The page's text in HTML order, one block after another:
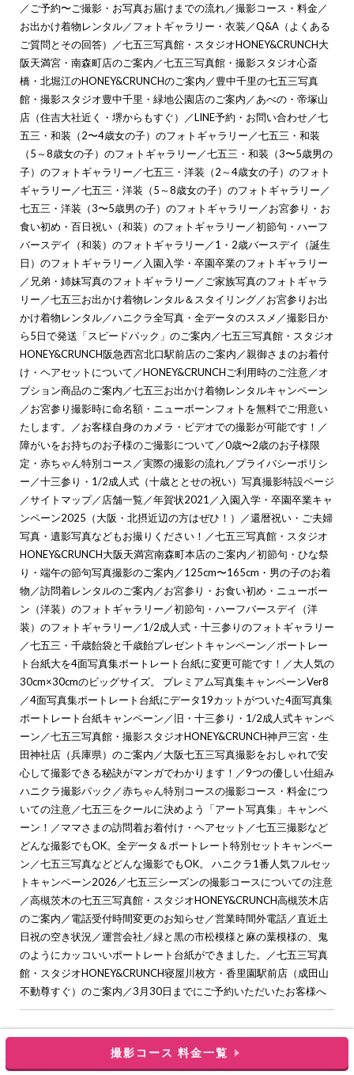
撮影コース 料金一覧
／ ご予約〜ご撮影・お写真お届けまでの流れ／撮影コース・料金／
お出かけ着物レンタル／フォトギャラリー・衣装 ／Q&A（よくある
ご質問とその回答）
／七五三写真館・スタジオHONEY&CRUNCH大
阪天満宮・南森町店のご案内 ／七五三写真館・撮影スタジオ心斎
橋・北堀江のHONEY&CRUNCHのご案内 ／豊中千里の七五三写真
館・撮影スタジオ豊中千里・緑地公園店のご案内 ／あべの・帝塚山
店（住吉大社近く・堺からもすぐ）
／LINE予約・お問い合わせ／七
五三・和装（2〜4歳女の子）のフォトギャラリー ／七五三・和装
（5～8歳女の子）のフォトギャラリー ／七五三・和装（3〜5歳男の
子）のフォトギャラリー ／七五三・洋装（2～4歳女の子）のフォト
ギャラリー ／七五三・洋装（5～8歳女の子）のフォトギャラリー ／
七五三・洋装（3〜5歳男の子）のフォトギャラリー ／お宮参り・お
食い初め・百日祝い（和装）のフォトギャラリー ／初節句・ハーフ
バースデイ（和装）のフォトギャラリー ／1・2歳バースデイ（誕生
日）のフォトギャラリー ／ 入園入学・卒園卒業のフォトギャラリー
／ 兄弟・姉妹写真のフォトギャラリー ／ ご家族写真のフォトギャラ
リー ／七五三お出かけ着物レンタル＆スタイリング／お宮参りお出
かけ着物レンタル／ハニクラ全写真・全データのススメ ／撮影日か
ら5日で発送「スピードパック」のご案内 ／七五三写真館・スタジオ
HONEY&CRUNCH阪急西宮北口駅前店のご案内 ／親御さまのお着付
け・ヘアセットについて ／HONEY&CRUNCHご利用時のご注意／オ
プション商品のご案内 ／七五三お出かけ着物レンタルキャンペーン
／お宮参り撮影時に命名額・ニューボーンフォトを無料でご用意い
たします。
／お客様自身のカメラ・ビデオでの撮影が可能です！ ／
障がいをお持ちのお子様のご撮影について ／0歳〜2歳のお子様限
定・赤ちゃん特別コース ／実際の撮影の流れ／プライバシーポリシ
ー ／十三参り・1/2成人式（十歳ととせの祝い）写真撮影特設ページ
／サイトマップ／ 店舗一覧 ／年賀状2021 ／ 入園入学・卒園卒業キャ
ンペーン2025（大阪・北摂近辺の方はぜひ！）
／還暦祝い・ご夫婦
写真・遺影写真などもお撮りください！ ／七五三写真館・スタジオ
HONEY&CRUNCH大阪天満宮南森町本店のご案内 ／初節句・ひな祭
り・端午の節句写真撮影のご案内 ／125cm〜165cm・男の子のお着
物 ／訪問着レンタルのご案内 ／お宮参り・お食い初め・ニューボー
ン（洋装）のフォトギャラリー ／初節句・ハーフバースデイ（洋
装）のフォトギャラリー ／1/2成人式・十三参りのフォトギャラリー
／七五三・千歳飴袋と千歳飴プレゼントキャンペーン ／ポートレー
ト台紙大を4面写真集ポートレート台紙に変更可能です！ ／大人気の
30cm×30cmのビッグサイズ。 プレミアム写真集キャンペーンVer8
／4面写真集ポートレート台紙にデータ19カットがついた4面写真集
ポートレート台紙キャンペーン ／旧・十三参り・1/2成人式キャンペ
ーン ／七五三写真館・撮影スタジオHONEY&CRUNCH神戸三宮・生
田神社店（兵庫県）のご案内 ／大阪七五三写真撮影をおしゃれで安
心して撮影できる秘訣がマンガでわかります！ ／9つの優しい仕組み
ハニクラ撮影パック ／赤ちゃん特別コースの撮影コース・料金につ
いての注意／七五三をクールに決めよう「アート写真集」キャンペ
ーン！ ／ママさまの訪問着お着付け・ヘアセット ／七五三撮影など
どんな撮影でもOK。全データ＆ポートレート特別セットキャンペー
ン ／七五三写真などどんな撮影でもOK。 ハニクラ1番人気フルセッ
トキャンペーン2026 ／七五三シーズンの撮影コースについての注意
／高槻茨木の七五三写真館・スタジオHONEY&CRUNCH高槻茨木店
のご案内 ／電話受付時間変更のお知らせ／営業時間外電話／直近土
日祝の空き状況 ／運営会社 ／緑と黒の市松模様と麻の葉模様の、鬼
のようにカッコいいポートレート台紙ができました。
／七五三写真
館・スタジオHONEY&CRUNCH寝屋川枚方・香里園駅前店（成田山
不動尊すぐ）のご案内 ／3月30日までにご予約いただいたお客様へ
c大阪で七五三の子供写真館撮影スタジオなら【ハニーアンドクランチ】. all rights